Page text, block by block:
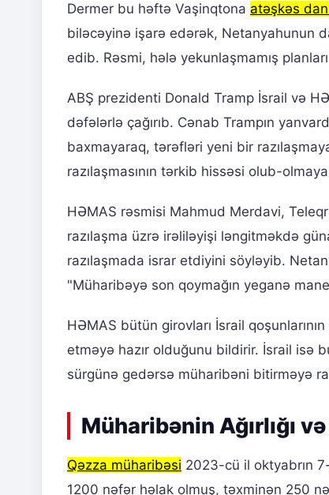
Dermer bu həftə Vaşinqtona atəşkəs
biləcəyinə işarə edərək, Netanyahunun
edib. Rəsmi, hələ yekunlaşmamış
ABŞ prezidenti Donald Tramp İsrail və
dəfələrlə çağırıb. Cənab Trampın
baxmayaraq, tərəfləri yeni bir
razılaşmasının tərkib hissəsi olub-
HƏMAS rəsmisi Mahmud Merdavi,
razılaşma üzrə irəliləyişi ləngitməkdə
razılaşmada israr etdiyini söyləyib.
"Müharibəyə son qoymağın yeganə
HƏMAS bütün girovları İsrail
etməyə hazır olduğunu bildirir. İsrail isə
sürgünə gedərsə müharibəni bitirməyə
Müharibənin Ağırlığı
Qəzza müharibəsi 2023-cü il oktyabrın
1200 nəfər həlak olmuş, təxminən 250